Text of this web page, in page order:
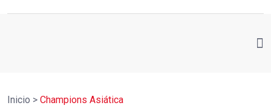
Inicio > Champions Asiática